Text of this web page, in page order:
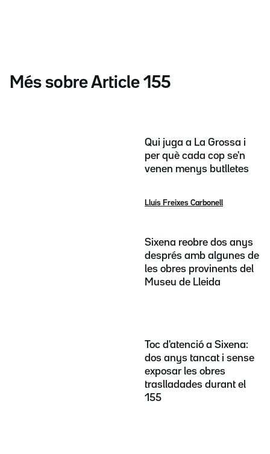
Més sobre Article 155
Qui juga a La Grossa i
per què cada cop se'n
venen menys butlletes
Lluís Freixes Carbonell
Sixena reobre dos anys
després amb algunes de
les obres provinents del
Museu de Lleida
Toc d'atenció a Sixena:
dos anys tancat i sense
exposar les obres
traslladades durant el
155